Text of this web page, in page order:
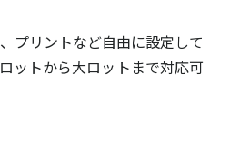
プリントなど自由に設定して
ットから大ロットまで対応可